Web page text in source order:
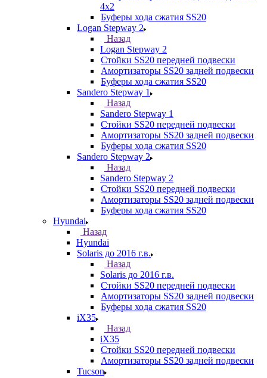
4х2
Буферы хода сжатия SS20
Logan Stepway 2
Назад
Logan Stepway 2
Стойки SS20 передней подвески
Амортизаторы SS20 задней подвески
Буферы хода сжатия SS20
Sandero Stepway 1
Назад
Sandero Stepway 1
Стойки SS20 передней подвески
Амортизаторы SS20 задней подвески
Буферы хода сжатия SS20
Sandero Stepway 2
Назад
Sandero Stepway 2
Стойки SS20 передней подвески
Амортизаторы SS20 задней подвески
Буферы хода сжатия SS20
Hyundai
Назад
Hyundai
Solaris до 2016 г.в.
Назад
Solaris до 2016 г.в.
Стойки SS20 передней подвески
Амортизаторы SS20 задней подвески
Буферы хода сжатия SS20
iX35
Назад
iX35
Стойки SS20 передней подвески
Амортизаторы SS20 задней подвески
Tucson